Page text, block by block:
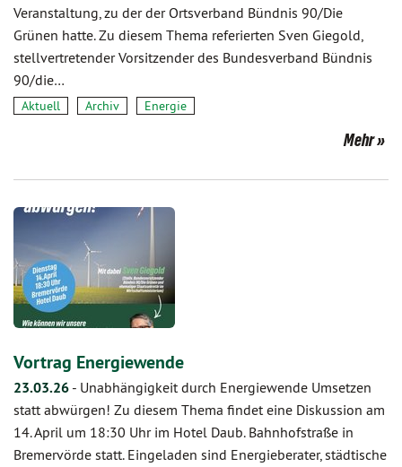
Veranstaltung, zu der der Ortsverband Bündnis 90/Die
Grünen hatte. Zu diesem Thema referierten Sven Giegold,
stellvertretender Vorsitzender des Bundesverband Bündnis
90/die…
Aktuell Archiv Energie
Mehr
Vortrag Energiewende
23.03.26 - Unabhängigkeit durch Energiewende Umsetzen
statt abwürgen! Zu diesem Thema findet eine Diskussion am
14. April um 18:30 Uhr im Hotel Daub. Bahnhofstraße in
Bremervörde statt. Eingeladen sind Energieberater, städtische